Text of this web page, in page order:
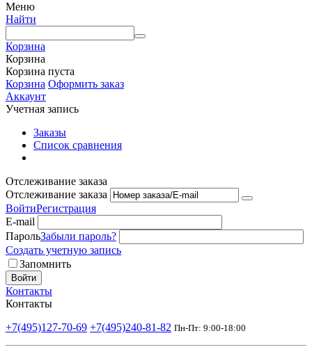
Меню
Найти
Корзина
Корзина
Корзина пуста
Корзина Оформить заказ
Аккаунт
Учетная запись
Заказы
Список сравнения
Отслеживание заказа
Отслеживание заказа
ВойтиРегистрация
E-mail
ПарольЗабыли пароль?
Создать учетную запись
Запомнить
Войти
Контакты
Контакты
+7(495)127-70-69 +7(495)240-81-82 Пн-Пт: 9:00-18:00